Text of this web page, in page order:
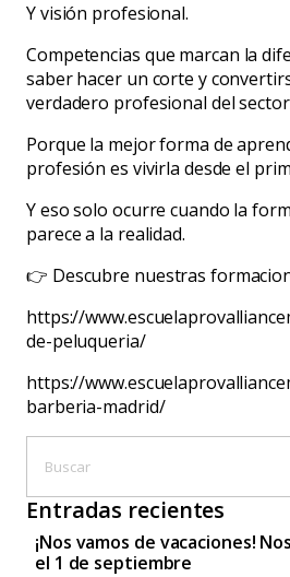
Y visión profesional.
Competencias que marcan la
saber hacer un corte y
verdadero profesional del
Porque la mejor forma de
profesión es vivirla desde el
Y eso solo ocurre cuando la
parece a la realidad.
👉 Descubre nuestras
https://
de-peluqueria/
https://
barberia-madrid/
Entradas recientes
¡Nos vamos de vacaciones!
el 1 de septiembre